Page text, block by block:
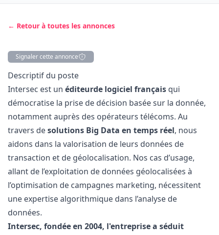
← Retour à toutes les annonces
Signaler cette annonce
Description
Descriptif du poste
Intersec est un éditeurde logiciel français qui
démocratise la prise de décision basée sur la donnée,
notamment auprès des opérateurs télécoms. Au
travers desolutions Big Data en temps réel, nous
aidons dans la valorisation de leurs données de
transaction et de géolocalisation. Nos cas d’usage,
allant de l’exploitation de données géolocalisées à
l’optimisation de campagnes marketing, nécessitent
une expertise algorithmique dans l’analyse de
données.
Intersec, fondée en 2004, l'entreprise a séduit